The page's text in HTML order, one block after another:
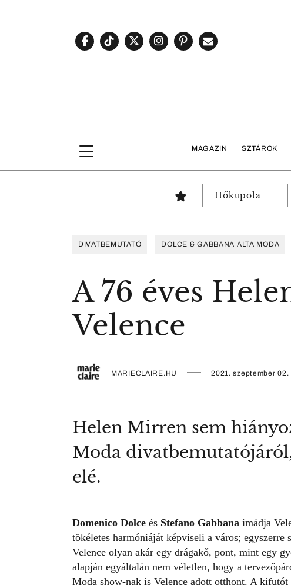
MAGAZIN SZTÁROK
Hőkupola
DIVATBEMUTATÓ DOLCE & GABBANA ALTA MODA
A 76 éves
Velence
MARIECLAIRE.HU 2021. szeptember 02.
Helen Mirren sem
Moda
elé.
Domenico Dolce és Stefano Gabbana imádja
tökéletes harmóniáját képviseli a város;
Velence olyan akár egy drágakő, pont, mint egy
alapján egyáltalán nem véletlen, hogy a
Moda show-nak is Velence adott otthont. A